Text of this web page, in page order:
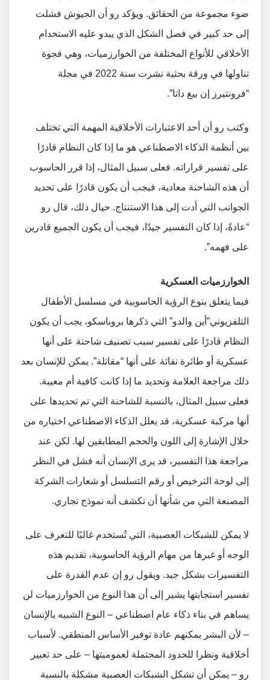
ضوء مجموعة من الحقائق. ويؤكد رو أن الجيوش فشلت
إلى حد كبير في فصل الشكل الذي يبدو عليه الاستخدام
الأخلاقي للأنواع المختلفة من الخوارزميات، وهي فجوة
تناولها في ورقة بحثية نشرت سنة 2022 في مجلة
“فرونتيرز إن بيغ داتا”.
وكتب رو أن أحد الاعتبارات الأخلاقية المهمة التي تختلف
بين أنظمة الذكاء الاصطناعي هو ما إذا كان النظام قادرًا
على تفسير قراراته. فعلى سبيل المثال، إذا قرر الحاسوب
أن هذه الشاحنة معادية، فيجب أن يكون قادرًا على تحديد
الجوانب التي أدت إلى هذا الاستنتاج. حيال ذلك، قال رو
“عادةً، إذا كان التفسير جيدًا، فيجب أن يكون الجميع قادرين
على فهمه”.
الخوارزميات العسكرية
فيما يتعلق بنوع الرؤية الحاسوبية في مسلسل الأطفال
التلفزيوني”أين والدو” التي ذكرها بروباسكو، يجب أن يكون
النظام قادرًا على تفسير سبب تصنيف شاحنة على أنها
عسكرية أو طائرة نفاثة على أنها “مقاتلة”. يمكن للإنسان بعد
ذلك مراجعة العلامة وتحديد ما إذا كانت كافية أم معيبة.
فعلى سبيل المثال، بالنسبة للشاحنة التي تم تحديدها على
أنها مركبة عسكرية، قد يعلل الذكاء الاصطناعي اختياره من
خلال الإشارة إلى اللون والحجم المطابقين لها. لكن عند
مراجعة هذا التفسير، قد يرى الإنسان أنه فشل في النظر
إلى لوحة الترخيص أو رقم التسلسل أو شعارات الشركة
المصنعة التي من شأنها أن تكشف أنه نموذج تجاري.
لا يمكن للشبكات العصبية، التي تُستخدم غالبًا للتعرف على
الوجه أو غيرها من مهام الرؤية الحاسوبية، تقديم هذه
التفسيرات بشكل جيد. ويقول رو إن عدم القدرة على
تفسير استجابتها يشير إلى أن هذا النوع من الخوارزميات لن
يساهم في بناء ذكاء عام اصطناعي – النوع الشبيه بالإنسان
– لأن البشر يمكنهم عادة توفير الأساس المنطقي. لأسباب
أخلاقية ونظرا للحدود المحتملة لعموميتها – على حد تعبير
رو – يمكن أن تشكل الشبكات العصبية مشكلة بالنسبة